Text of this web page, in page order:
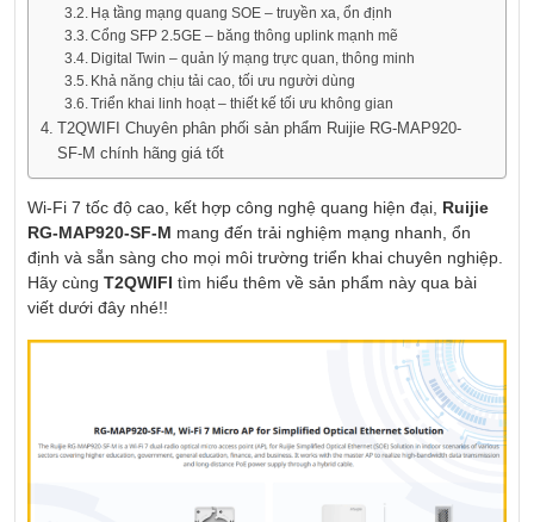
Hạ tầng mạng quang SOE – truyền xa, ổn định
Cổng SFP 2.5GE – băng thông uplink mạnh mẽ
Digital Twin – quản lý mạng trực quan, thông minh
Khả năng chịu tải cao, tối ưu người dùng
Triển khai linh hoạt – thiết kế tối ưu không gian
T2QWIFI Chuyên phân phối sản phẩm Ruijie RG-MAP920-
SF-M chính hãng giá tốt
Wi-Fi 7 tốc độ cao, kết hợp công nghệ quang hiện đại, Ruijie
RG-MAP920-SF-M mang đến trải nghiệm mạng nhanh, ổn
định và sẵn sàng cho mọi môi trường triển khai chuyên nghiệp.
Hãy cùng T2QWIFI tìm hiểu thêm về sản phẩm này qua bài
viết dưới đây nhé!!